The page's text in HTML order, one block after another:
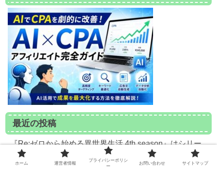
最近の投稿
『Re:ゼロから始める異世界生活 4th season』はシリー
ズ最高傑作になるかもしれない
『転生したらスライムだった件』が“ただの異世界アニ
ホーム 運営者情報
プライバシーポリシ
ー
お問い合わせ サイトマップ